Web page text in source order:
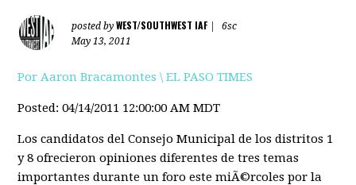
posted byWEST/SOUTHWEST IAF
6sc
May 13, 2011
Por Aaron Bracamontes \ EL PASO TIMES
Posted: 04/14/2011 12:00:00 AM MDT
Los candidatos del Consejo Municipal de los distritos 1
y 8 ofrecieron opiniones diferentes de tres temas
importantes durante un foro este miÃ©rcoles por la